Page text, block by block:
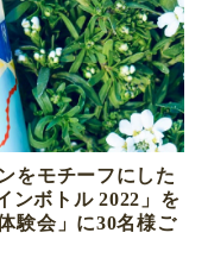
をモチーフにした
ンボトル 2022」を
験会」に30名様ご